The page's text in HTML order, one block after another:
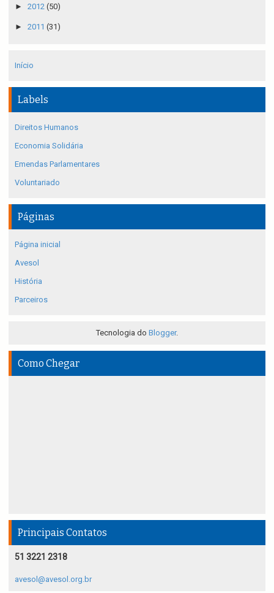
► 2012 (50)
► 2011 (31)
Início
Labels
Direitos Humanos
Economia Solidária
Emendas Parlamentares
Voluntariado
Páginas
Página inicial
Avesol
História
Parceiros
Tecnologia do Blogger.
Como Chegar
Principais Contatos
51 3221 2318
avesol@avesol.org.br